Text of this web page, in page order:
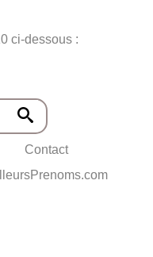
ci-dessous :
Contact